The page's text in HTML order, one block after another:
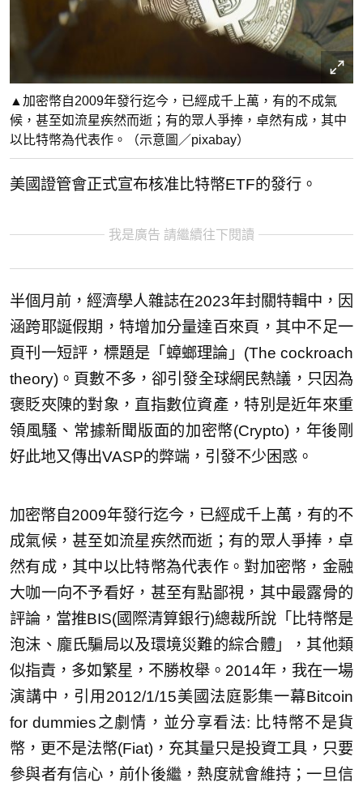
▲加密幣自2009年發行迄今，已經成千上萬，有的不成氣
候，甚至如流星疾然而逝；有的眾人爭捧，卓然有成，其中
以比特幣為代表作。（示意圖／pixabay）
美國證管會正式宣布核准比特幣ETF的發行。
我是廣告 請繼續往下閱讀
半個月前，經濟學人雜誌在2023年封關特輯中，因
涵跨耶誕假期，特增加分量達百來頁，其中不足一
頁刊一短評，標題是「蟑螂理論」(The cockroach
theory)。頁數不多，卻引發全球網民熱議，只因為
褒貶夾陳的對象，直指數位資產，特別是近年來重
領風騷、常據新聞版面的加密幣(Crypto)，年後剛
好此地又傳出VASP的弊端，引發不少困惑。
加密幣自2009年發行迄今，已經成千上萬，有的不
成氣候，甚至如流星疾然而逝；有的眾人爭捧，卓
然有成，其中以比特幣為代表作。對加密幣，金融
大咖一向不予看好，甚至有點鄙視，其中最露骨的
評論，當推BIS(國際清算銀行)總裁所說「比特幣是
泡沫、龐氏騙局以及環境災難的綜合體」，其他類
似指責，多如繁星，不勝枚舉。2014年，我在一場
演講中，引用2012/1/15美國法庭影集一幕Bitcoin
for dummies之劇情，並分享看法: 比特幣不是貨
幣，更不是法幣(Fiat)，充其量只是投資工具，只要
參與者有信心，前仆後繼，熱度就會維持；一旦信